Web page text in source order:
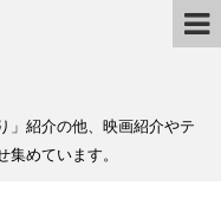
」紹介の他、映画紹介やテ
集めています。